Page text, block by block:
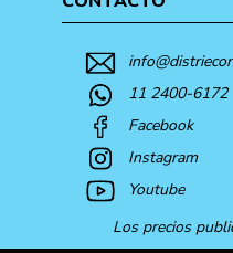
11 2400-6172
Facebook
Instagram
Youtube
Los precios